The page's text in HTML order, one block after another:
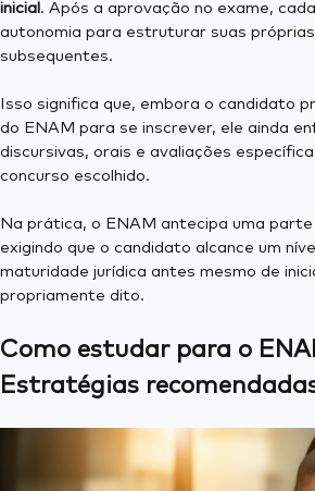
inicial. Após a aprovação no exame,
autonomia para estruturar suas
subsequentes.
Isso significa que, embora o candidato
do ENAM para se inscrever, ele ainda
discursivas, orais e avaliações
concurso escolhido.
Na prática, o ENAM antecipa uma
exigindo que o candidato alcance um
maturidade jurídica antes mesmo de
propriamente dito.
Como estudar para o
Estratégias